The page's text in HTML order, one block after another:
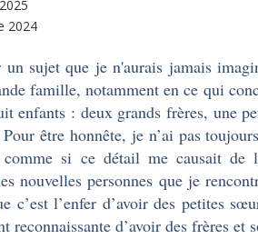
2024
un sujet que je n'aurais jamais
famille, notamment en ce qui
enfants : deux grands frères, une
être honnête, je n’ai pas
si ce détail me causait de
nouvelles personnes que je
c’est l’enfer d’avoir des petites
reconnaissante d’avoir des frères et